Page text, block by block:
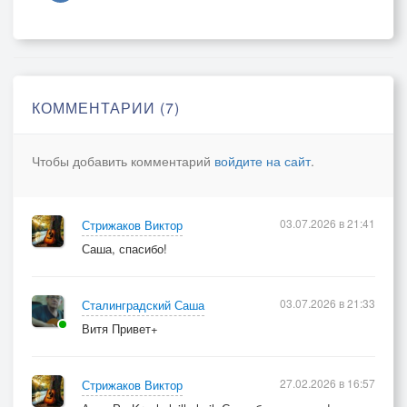
В эту блажь приоткрыта дверца.
Ты во всём разберёшься сама…
Нужно просто сойти с ума...
КОММЕНТАРИИ (7)
Чтобы добавить комментарий войдите на сайт.
Стрижаков Виктор
Саша, спасибо!
03.07.2026 в 21:41
Сталинградский Саша
Витя Привет+
03.07.2026 в 21:33
Стрижаков Виктор
27.02.2026 в 16:57